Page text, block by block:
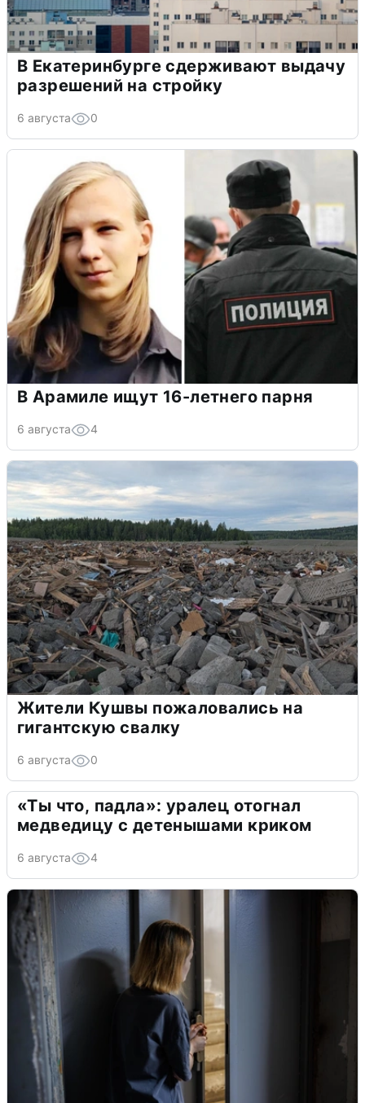
В Екатеринбурге сдерживают выдачу
разрешений на стройку
6 августа 0
В Арамиле ищут 16-летнего парня
6 августа 4
Жители Кушвы пожаловались на
гигантскую свалку
6 августа 0
«Ты что, падла»: уралец отогнал
медведицу с детенышами криком
6 августа 4